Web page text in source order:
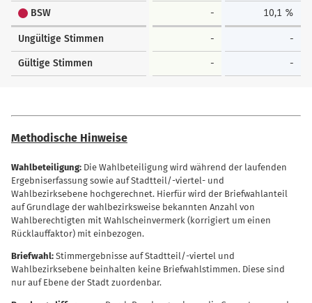
BSW - 10,1 %
Ungültige Stimmen - -
Gültige Stimmen - -
Methodische Hinweise
Wahlbeteiligung: Die Wahlbeteiligung wird während der laufenden
Ergebniserfassung sowie auf Stadtteil/-viertel- und
Wahlbezirksebene hochgerechnet. Hierfür wird der Briefwahlanteil
auf Grundlage der wahlbezirksweise bekannten Anzahl von
Wahlberechtigten mit Wahlscheinvermerk (korrigiert um einen
Rücklauffaktor) mit einbezogen.
Briefwahl: Stimmergebnisse auf Stadtteil/-viertel und
Wahlbezirksebene beinhalten keine Briefwahlstimmen. Diese sind
nur auf Ebene der Stadt zuordenbar.